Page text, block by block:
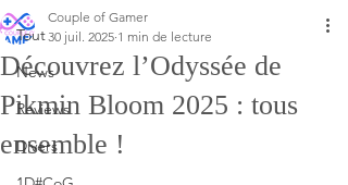
Tout
News
Reviews
Divers
Découvrez l’Odyssée de
Pikmin Bloom 2025 : tous
ensemble !
Couple of Gamer
30 juil. 2025 1 min de lecture